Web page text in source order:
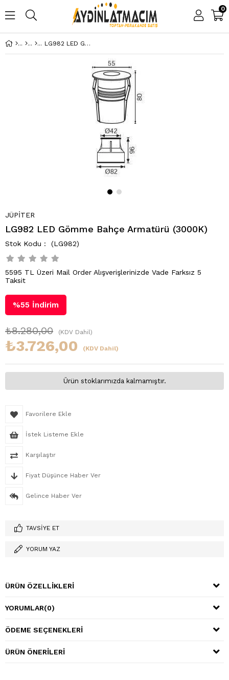
0
LG982 LED Gömme Bahçe Armatürü (3000K)
JÜPİTER
LG982 LED Gömme Bahçe Armatürü (3000K)
(LG982)
5595 TL Üzeri Mail Order Alışverişlerinizde Vade Farksız 5
Taksit
%55 İndirim
₺8.280,00 (KDV Dahil)
₺3.726,00 (KDV Dahil)
Ürün stoklarımızda kalmamıştır.
Favorilere Ekle
İstek Listeme Ekle
Karşılaştır
Fiyat Düşünce Haber Ver
Gelince Haber Ver
TAVSIYE ET
YORUM YAZ
ÜRÜN ÖZELLIKLERI
YORUMLAR(0)
ÖDEME SEÇENEKLERI
ÜRÜN ÖNERILERI